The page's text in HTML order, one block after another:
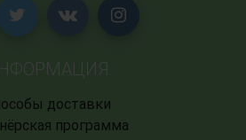
доставки
программа